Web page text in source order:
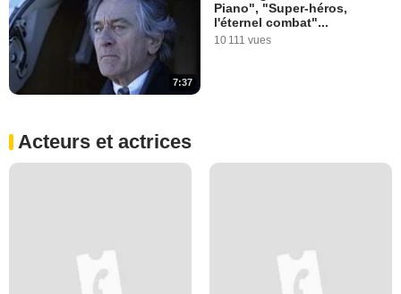
7:37
Piano", "Super-héros,
l'éternel combat"...
10 111 vues
Acteurs et actrices